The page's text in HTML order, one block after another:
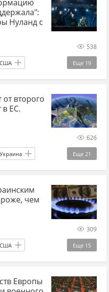
зерно
Нуланд с
538
Еще 19
США
Нуланд
СБУ
спецслужба
второго
в ЕС.
626
Еще 21
Украина
Зеленский
криминал
чем
309
Еще 15
США
Зеленский
Европы